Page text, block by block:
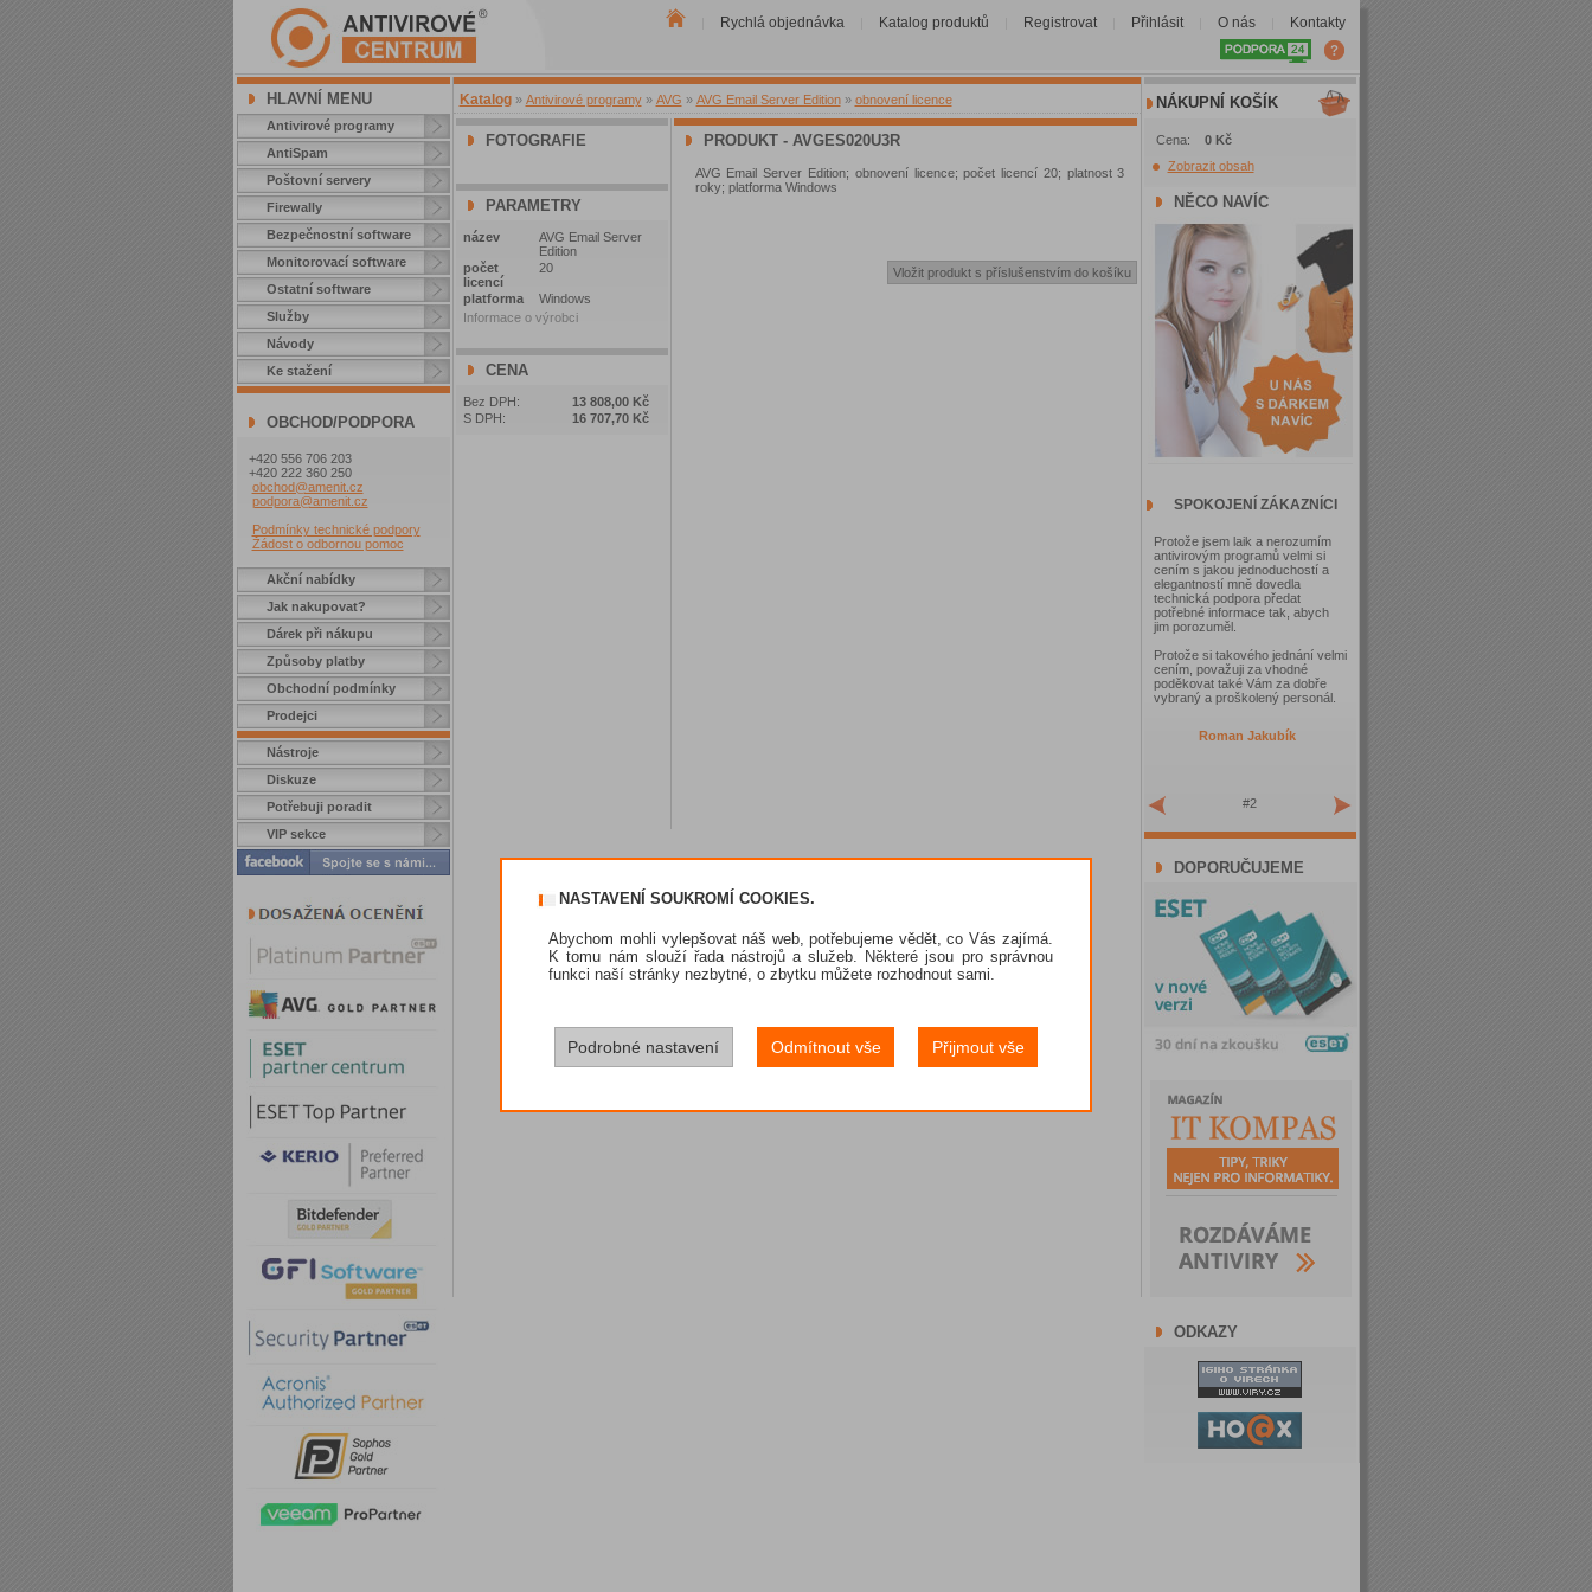
Rychlá objednávka Katalog produktů Registrovat Přihlásit O nás Kontakty
HLAVNÍ MENU
Antivirové programy
AntiSpam
Poštovní servery
Firewally
Bezpečnostní software
Monitorovací software
Ostatní software
Služby
Návody
Ke stažení
OBCHOD/PODPORA
+420 556 706 203
+420 222 360 250
obchod@amenit.cz
podpora@amenit.cz
Podmínky technické podpory
Žádost o odbornou pomoc
Akční nabídky
Jak nakupovat?
Dárek při nákupu
Způsoby platby
Obchodní podmínky
Prodejci
Nástroje
Diskuze
Potřebuji poradit
VIP sekce
Katalog » Antivirové programy » AVG » AVG Email Server Edition » obnovení licence
FOTOGRAFIE
PARAMETRY
název
AVG Email Server
Edition
počet
licencí
20
platforma
Windows
Informace o výrobci
CENA
Bez DPH:
13 808,00 Kč
S DPH:
16 707,70 Kč
PRODUKT - AVGES020U3R
AVG Email Server Edition; obnovení licence; počet licencí 20; platnost 3
roky; platforma Windows
NÁKUPNÍ KOŠÍK
Cena: 0 Kč
Zobrazit obsah
NĚCO NAVÍC
SPOKOJENÍ ZÁKAZNÍCI
Protože jsem laik a nerozumím
antivirovým programů velmi si
cením s jakou jednoduchostí a
elegantností mně dovedla
technická podpora předat
potřebné informace tak, abych
jim porozuměl.
Protože si takového jednání velmi
cením, považuji za vhodné
poděkovat také Vám za dobře
vybraný a proškolený personál.
Roman Jakubík
#2
DOPORUČUJEME
ODKAZY
NASTAVENÍ SOUKROMÍ COOKIES.
Abychom mohli vylepšovat náš web, potřebujeme vědět, co Vás zajímá.
K tomu nám slouží řada nástrojů a služeb. Některé jsou pro správnou
funkci naší stránky nezbytné, o zbytku můžete rozhodnout sami.
Podrobné nastavení Odmítnout vše Přijmout vše